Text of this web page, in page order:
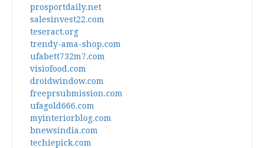
prosportdaily.net
salesinvest22.com
teseract.org
trendy-ama-shop.com
ufabett732m7.com
visiofood.com
droidwindow.com
freeprsubmission.com
ufagold666.com
myinteriorblog.com
bnewsindia.com
techiepick.com